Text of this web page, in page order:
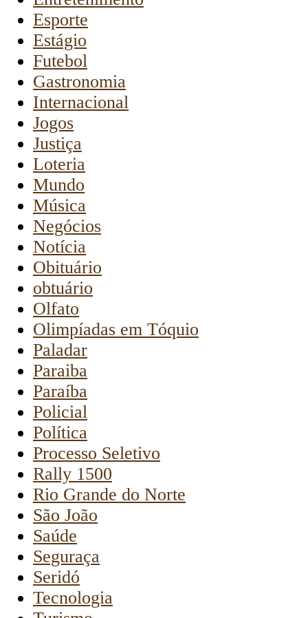
Esporte
Estágio
Futebol
Gastronomia
Internacional
Jogos
Justiça
Loteria
Mundo
Música
Negócios
Notícia
Obituário
obtuário
Olfato
Olimpíadas em Tóquio
Paladar
Paraiba
Paraíba
Policial
Política
Processo Seletivo
Rally 1500
Rio Grande do Norte
São João
Saúde
Seguraça
Seridó
Tecnologia